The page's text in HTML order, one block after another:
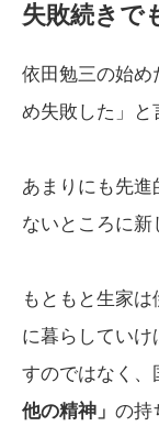
失敗続きで
依田勉三の始め
め失敗した」と
あまりにも先
ないところに新
もともと生家
に暮らしてい
すのではなく、
他の精神」 の持